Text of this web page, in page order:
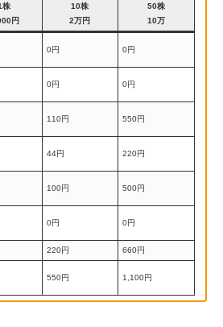
株
円
10株
2万円
50株
10万
0円 0円
0円 0円
110円 550円
44円 220円
100円 500円
0円 0円
220円 660円
550円 1,100円